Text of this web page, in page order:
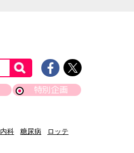
特別企画
内科 糖尿病
ロッテ